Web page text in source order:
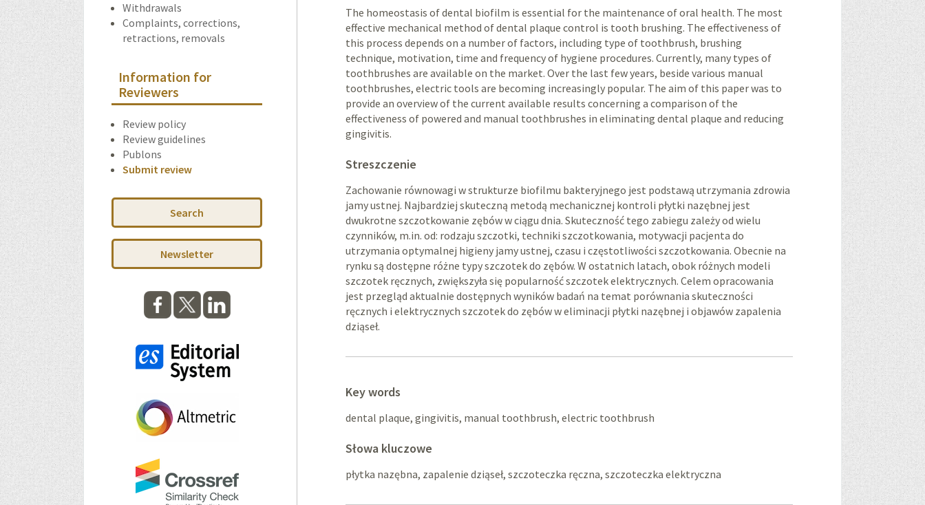
Withdrawals
Complaints, corrections,
retractions, removals
Information for
Reviewers
Review policy
Review guidelines
Publons
Submit review
Search
Newsletter
The homeostasis of dental biofilm is essential for the maintenance of oral health. The most
effective mechanical method of dental plaque control is tooth brushing. The effectiveness of
this process depends on a number of factors, including type of toothbrush, brushing
technique, motivation, time and frequency of hygiene procedures. Currently, many types of
toothbrushes are available on the market. Over the last few years, beside various manual
toothbrushes, electric tools are becoming increasingly popular. The aim of this paper was to
provide an overview of the current available results concerning a comparison of the
effectiveness of powered and manual toothbrushes in eliminating dental plaque and reducing
gingivitis.
Streszczenie
Zachowanie równowagi w strukturze biofilmu bakteryjnego jest podstawą utrzymania zdrowia
jamy ustnej. Najbardziej skuteczną metodą mechanicznej kontroli płytki nazębnej jest
dwukrotne szczotkowanie zębów w ciągu dnia. Skuteczność tego zabiegu zależy od wielu
czynników, m.in. od: rodzaju szczotki, techniki szczotkowania, motywacji pacjenta do
utrzymania optymalnej higieny jamy ustnej, czasu i częstotliwości szczotkowania. Obecnie na
rynku są dostępne różne typy szczotek do zębów. W ostatnich latach, obok różnych modeli
szczotek ręcznych, zwiększyła się popularność szczotek elektrycznych. Celem opracowania
jest przegląd aktualnie dostępnych wyników badań na temat porównania skuteczności
ręcznych i elektrycznych szczotek do zębów w eliminacji płytki nazębnej i objawów zapalenia
dziąseł.
Key words
dental plaque, gingivitis, manual toothbrush, electric toothbrush
Słowa kluczowe
płytka nazębna, zapalenie dziąseł, szczoteczka ręczna, szczoteczka elektryczna